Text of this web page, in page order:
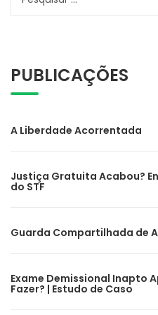
PUBLICAÇÕES
A Liberdade Acorrentada
Justiça Gratuita Acabou?
do STF
Guarda Compartilhada de
Exame Demissional Inapto
Fazer? | Estudo de Caso